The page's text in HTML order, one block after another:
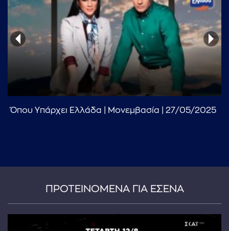
Όπου Υπάρχει Ελλάδα | Μονεμβασία | 27/05/2025
ΠΡΟΤΕΙΝΟΜΕΝΑ ΓΙΑ ΕΣΕΝΑ